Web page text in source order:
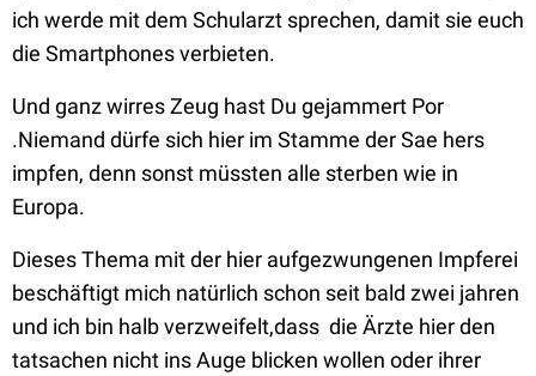
ich werde mit dem Schularzt sprechen, damit sie euch
die Smartphones verbieten.
Und ganz wirres Zeug hast Du gejammert Por
.Niemand dürfe sich hier im Stamme der Sae hers
impfen, denn sonst müssten alle sterben wie in
Europa.
Dieses Thema mit der hier aufgezwungenen Impferei
beschäftigt mich natürlich schon seit bald zwei jahren
und ich bin halb verzweifelt,dass die Ärzte hier den
tatsachen nicht ins Auge blicken wollen oder ihrer